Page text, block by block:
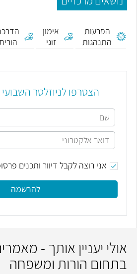
הפרעות
התנהגות
אימון
זוגי
הצטרפו לניוזלטר
אני רוצה לקבל דיוור ותכנים
להרשמה
אולי יעניין אותך -
בתחום הורות ומשפחה